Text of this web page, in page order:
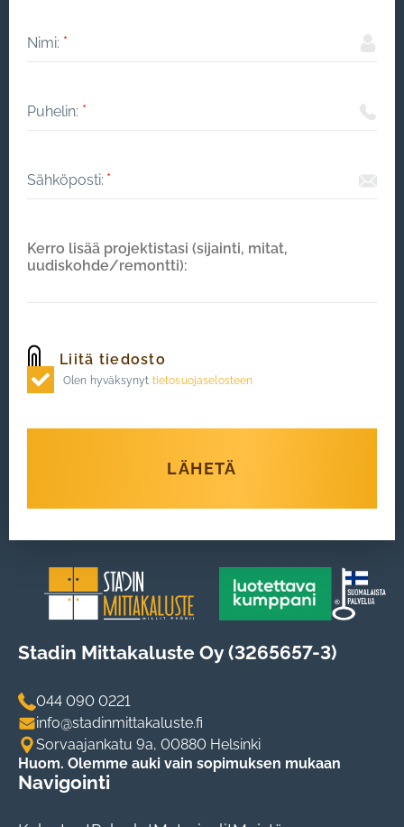
Olen hyväksynyt tietosuojaselosteen
LÄHETÄ
Navigointi
Stadin Mittakaluste Oy (3265657-3)
044 090 0221
info@stadinmittakaluste.fi
Sorvaajankatu 9a, 00880 Helsinki
Huom. Olemme auki vain sopimuksen mukaan